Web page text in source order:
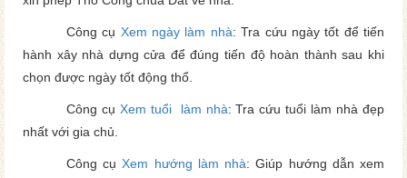
Công cụ Xem ngày làm nhà: Tra cứu ngày tốt để tiến
hành xây nhà dựng cửa để đúng tiến độ hoàn thành sau khi
chọn được ngày tốt động thổ.
Công cụ Xem tuổi làm nhà: Tra cứu tuổi làm nhà đẹp
nhất với gia chủ.
Công cụ Xem hướng làm nhà: Giúp hướng dẫn xem